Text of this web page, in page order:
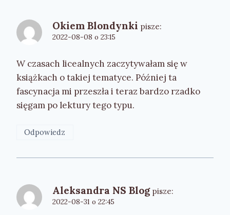
Okiem Blondynki pisze:
2022-08-08 o 23:15
W czasach licealnych zaczytywałam się w
książkach o takiej tematyce. Później ta
fascynacja mi przeszła i teraz bardzo rzadko
sięgam po lektury tego typu.
Odpowiedz
Aleksandra NS Blog pisze:
2022-08-31 o 22:45